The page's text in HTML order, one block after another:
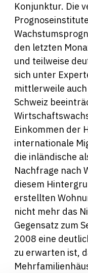
Konjunktur. Die
den letzten
und teilweise
sich unter
mittlerweile
Schweiz
Einkommen der
internationale
die inländische
Nachfrage nach
diesem
erstellten
nicht mehr das
Gegensatz zum
2008 eine
zu erwarten ist,